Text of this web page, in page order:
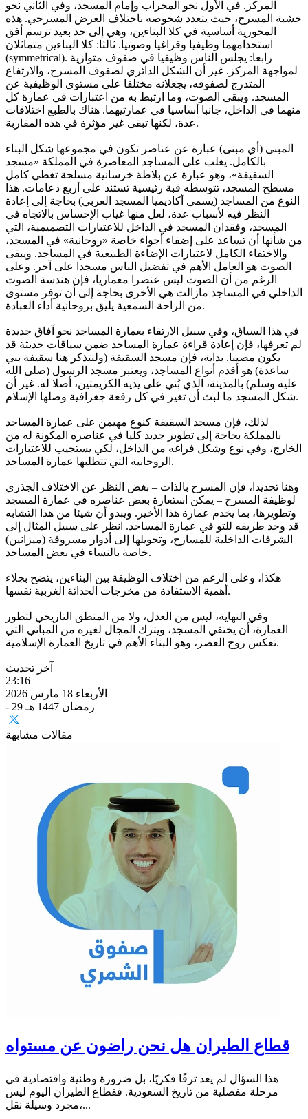
المركز. في الأول نحو المحراب وإمام المسجد، وفي الثاني نحو
خشبة المسرح، حيث يتعدد شخوصه باختلاف العرض المسرحي. هذه
المحورية أساسية في كلا البناءين، وهي إلى حد بعيد ترسم أفق
استخدامهما وظيفيا وفراغيا وصوتيا. ثالثا: كلا البناءين متماثلان
(symmetrical). رابعا: يجلس الناس وظيفيا في صفوف متوازية
لمواجهة المركز. غير أن الشكل الدائري لصفوف المسرح، والارتفاع
المتدرج لصفوفه، يجعلانه مختلفا على مستوى الوظيفية عن
المسجد. ويبقى الصوت، وما ارتبط به من اعتبارات في عمارة كل
منهما في الداخل، جانبا أساسيا في عمارتيهما. هناك بالطبع اختلافات
عدة، لكنها تبقى غير مؤثرة في هذه المقاربة.
المبنى (أي مبنى) عبارة عن عناصر تكون في مجموعها شكل البناء
بالكامل. يغلب على المساجد المعاصرة في المملكة «مسجد
السقيفة»، وهو عبارة عن بلاطة خرسانية مسلحة تغطي كامل
مسطح المسجد، تتوسطه قبة رئيسية تستند على أربع دعامات. هذا
النوع من المساجد (يسمى أكاديميا المسجد العربي) بحاجة إلى إعادة
النظر فيه لأسباب عدة، لعل منها غياب الإحساس بالاتجاه في
المسجد، وفقدان المسجد في الداخل للاعتبارات التصميمية، التي
من شأنها أن تساعد على إضفاء أجواء خاصة «روحانية» في المسجد،
والاختفاء الكامل لاعتبارات الإضاءة الطبيعية في المساجد. ويبقى
الصوت هو العامل الأهم في تفضيل الناس مسجدا على آخر. وعلى
الرغم من أن الصوت ليس عنصرا معماريا، فإن هندسة الصوت
الداخلي في المساجد مازالت هي الأخرى بحاجة إلى أن توفر مستوى
من الراحة السمعية يليق بروحانية أداء العبادة.
في هذا السياق، وفي سبيل الارتقاء بعمارة المساجد نحو آفاق جديدة
لم تعرفها، فإن إعادة قراءة عمارة المساجد ضمن سياقات حديثة قد
يكون مصيبا. بداية، فإن مسجد السقيفة (ولنتذكر هنا سقيفة بني
ساعدة) هو أقدم أنواع المساجد، ويعتبر مسجد الرسول (صلى الله
عليه وسلم) بالمدينة، الذي بُني على يديه الكريمتين، أصلا له. غير أن
شكل المسجد ما لبث أن تغير في كل رقعة جغرافية وصلها الإسلام.
لذلك، فإن مسجد السقيفة كنوع مهيمن على عمارة المساجد
بالمملكة بحاجة إلى تطوير جديد كليا في عناصره المكونة له من
الخارج، وفي نوع وشكل فراغه من الداخل، لكي يستجيب للاعتبارات
الروحانية التي تتطلبها عمارة المساجد.
وهنا تحديدا، فإن المسرح بالذات – بغض النظر عن الاختلاف الجذري
لوظيفة المسرح – يمكن استعارة بعض عناصره في عمارة المسجد
وتطويرها، بما يخدم عمارة هذا الأخير. ويبدو أن شيئا من هذا التشابه
قد وجد طريقه للتو في عمارة المساجد. انظر على سبيل المثال إلى
الشرفات الداخلية للمسارح، وتحويلها إلى أدوار مسروقة (ميزانين)
خاصة بالنساء في بعض المساجد.
هكذا، وعلى الرغم من اختلاف الوظيفة بين البناءين، يتضح بجلاء
أهمية الاستفادة من مخرجات الحداثة الغربية نفسها.
وفي النهاية، ليس من العدل، ولا من المنطق التاريخي لتطور
العمارة، أن يختفي المسجد، ويترك المجال لغيره من المباني التي
تعكس روح العصر، وهو البناء الأهم في تاريخ العمارة الإسلامية.
آخر تحديث
23:16
الأربعاء 18 مارس 2026
- 29 رمضان 1447 هـ
مقالات مشابهة
قطاع الطيران هل نحن راضون عن مستواه
هذا السؤال لم يعد ترفًا فكريًا، بل ضرورة وطنية واقتصادية في
مرحلة مفصلية من تاريخ السعودية. فقطاع الطيران اليوم ليس
مجرد وسيلة نقل،...